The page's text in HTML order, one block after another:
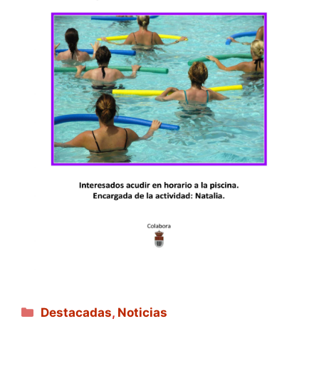
Categorías
Destacadas, Noticias